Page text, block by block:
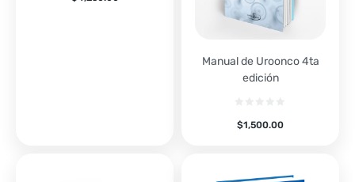
Manual de Uroonco 4ta
edición
$1,500.00